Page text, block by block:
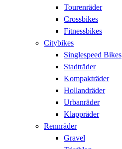
Tourenräder
Crossbikes
Fitnessbikes
Citybikes
Singlespeed Bikes
Stadträder
Kompakträder
Hollandräder
Urbanräder
Klappräder
Rennräder
Gravel